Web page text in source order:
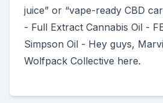
juice” or “vape-ready CBD
- Full Extract Cannabis Oil -
Simpson Oil - Hey guys,
Wolfpack Collective here.